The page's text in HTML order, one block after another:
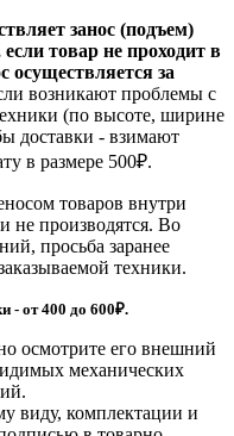
занос (подъем)
товар не проходит в
осуществляется за
возникают проблемы с
(по высоте, ширине
доставки - взимают
в размере 500₽.
товаров внутри
не производятся. Во
просьба заранее
техники.
- от 400 до 600₽.
осмотрите его внешний
механических
виду, комплектации и